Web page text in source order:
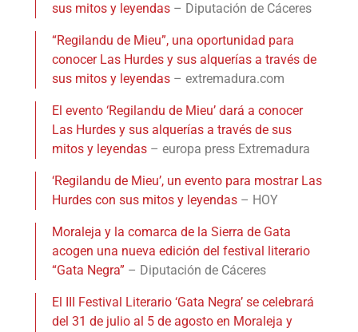
sus mitos y leyendas– Diputación de Cáceres
“Regilandu de Mieu”, una oportunidad para
conocer Las Hurdes y sus alquerías a través de
sus mitos y leyendas– extremadura.com
El evento ‘Regilandu de Mieu’ dará a conocer
Las Hurdes y sus alquerías a través de sus
mitos y leyendas– europa press Extremadura
‘Regilandu de Mieu’, un evento para mostrar Las
Hurdes con sus mitos y leyendas– HOY
Moraleja y la comarca de la Sierra de Gata
acogen una nueva edición del festival literario
“Gata Negra” – Diputación de Cáceres
El III Festival Literario ‘Gata Negra’ se celebrará
del 31 de julio al 5 de agosto en Moraleja y